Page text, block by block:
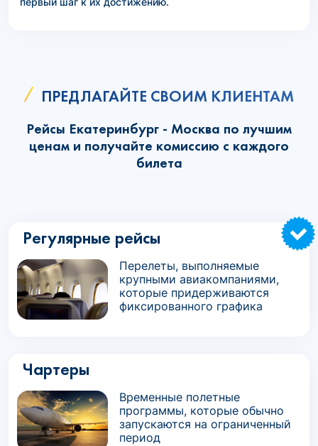
ПРЕДЛАГАЙТЕ СВОИМ КЛИЕНТАМ
Рейсы Екатеринбург - Москва по лучшим
ценам и получайте комиссию с каждого
билета
Регулярные рейсы
Перелеты, выполняемые
крупными авиакомпаниями,
которые придерживаются
фиксированного графика
Чартеры
Временные полетные
программы, которые обычно
запускаются на ограниченный
период